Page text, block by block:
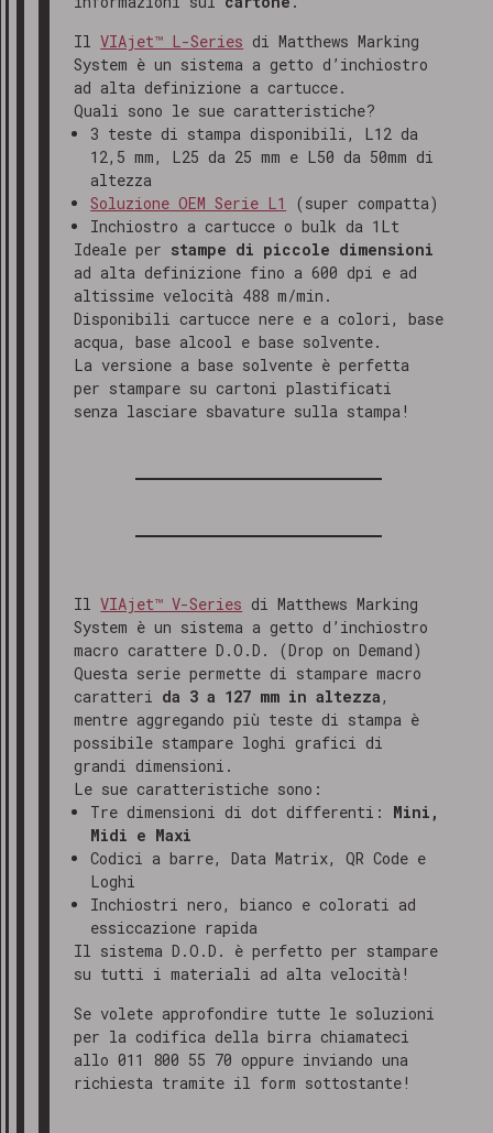
IlVIAjet™ L-Series di Matthews Marking
System è un sistema a getto d’inchiostro
ad alta definizione a cartucce.
Quali sono le sue caratteristiche?
3 teste di stampa disponibili, L12 da
12,5 mm, L25 da 25 mm e L50 da 50mm di
altezza
Soluzione OEM Serie L1
(super compatta)
Inchiostro a cartucce o bulk da 1Lt
Ideale per stampe di piccole dimensioni
ad alta definizione fino a 600 dpi e ad
altissime velocità 488 m/min.
Disponibili cartucce nere e a colori, base
acqua, base alcool e base solvente.
La versione a base solvente è perfetta
per stampare su cartoni plastificati
senza lasciare sbavature sulla stampa!
IlVIAjet™ V-Series di Matthews Marking
System è un sistema a getto d’inchiostro
macro carattere D.O.D. (Drop on Demand)
Questa serie permette di stampare macro
caratteri da 3 a 127 mm in altezza,
mentre aggregando più teste di stampa è
possibile stampare loghi grafici di
grandi dimensioni.
Le sue caratteristiche sono:
Tre dimensioni di dot differenti: Mini,
Midi e Maxi
Codici a barre, Data Matrix, QR Code e
Loghi
Inchiostri nero, bianco e colorati ad
essiccazione rapida
Il sistema D.O.D. è perfetto per stampare
su tutti i materiali ad alta velocità!
Se volete approfondire tutte le soluzioni
per la codifica della birra chiamateci
allo 011 800 55 70 oppure inviando una
richiesta tramite il form sottostante!